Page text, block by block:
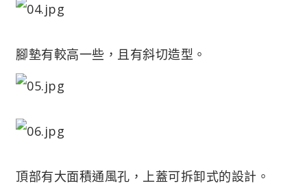
腳墊有較高一些，且有斜切造型。
頂部有大面積通風孔，上蓋可拆卸式的設計。